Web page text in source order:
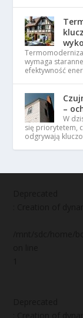
wymaga
efektywność
–
W
się priorytetem,
odgrywają